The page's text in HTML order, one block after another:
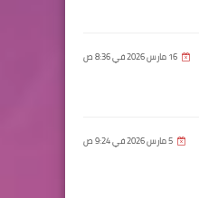
16 مارس 2026 في 8:36 ص
5 مارس 2026 في 9:24 ص